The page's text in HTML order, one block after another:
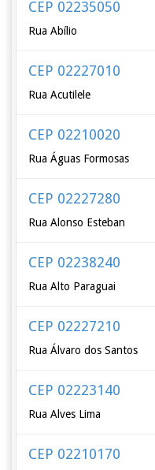
CEP 02235050
Rua Abílio
CEP 02227010
Rua Acutilele
CEP 02210020
Rua Águas Formosas
CEP 02227280
Rua Alonso Esteban
CEP 02238240
Rua Alto Paraguai
CEP 02227210
Rua Álvaro dos Santos
CEP 02223140
Rua Alves Lima
CEP 02210170